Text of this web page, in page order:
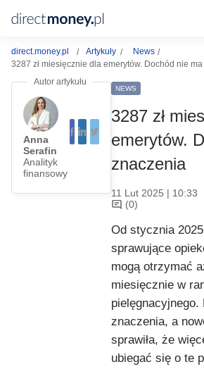
direct.money.pl Artykuły
News
3287 zł miesięcznie dla emerytów. Dochód nie
Anna
Serafin
Analityk
finansowy
NEWS
3287 zł
emerytów.
znaczenia
11 Lut 2025 | 10:33
(0)
Od stycznia
sprawujące
mogą otrzymać
miesięcznie w
pielęgnacyjnego.
znaczenia, a
sprawiła, że
ubiegać się o te